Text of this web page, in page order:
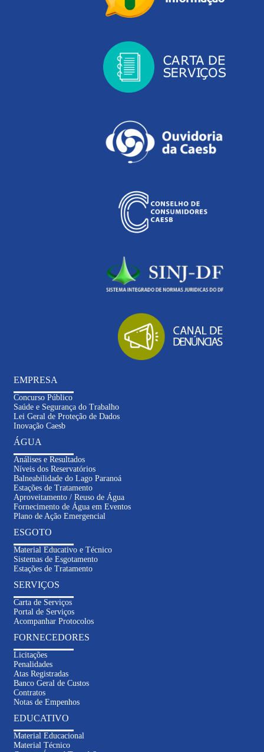
EMPRESA
Concurso Público
Saúde e Segurança do Trabalho
Lei Geral de Proteção de Dados
Inovação Caesb
ÁGUA
Análises e Resultados
Níveis dos Reservatórios
Balneabilidade do Lago Paranoá
Estações de Tratamento
Aproveitamento / Reuso de Água
Fornecimento de Água em Eventos
Plano de Ação Emergencial
ESGOTO
Material Educativo e Técnico
Sistemas de Esgotamento
Estações de Tratamento
SERVIÇOS
Carta de Serviços
Portal de Serviços
Acompanhar Protocolos
FORNECEDORES
Licitações
Penalidades
Atas Registradas
Banco Geral de Custos
Contratos
Notas de Empenhos
EDUCATIVO
Material Educacional
Material Técnico